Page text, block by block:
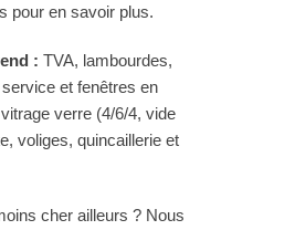
pour en savoir plus.
: TVA, lambourdes,
et fenêtres en
verre (4/6/4, vide
voliges, quincaillerie et
cher ailleurs ? Nous